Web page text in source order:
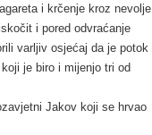
i krčenje kroz nevolje,
i pored odvraćanje
varljiv osjećaj da je potok
je biro i mijenjo tri od
Jakov koji se hrvao